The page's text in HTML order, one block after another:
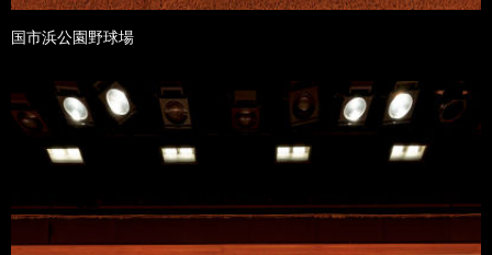
国市浜公園野球場